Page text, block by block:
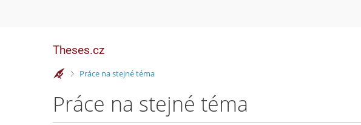
Theses.cz
>Práce na stejné téma
Práce na stejné téma